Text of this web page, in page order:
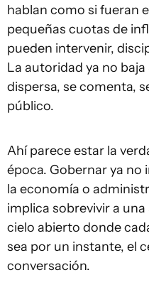
hablan como si fueran
pequeñas cuotas de
pueden intervenir,
La autoridad ya no
dispersa, se comenta,
público.
Ahí parece estar la
época. Gobernar ya
la economía o
implica sobrevivir a
cielo abierto donde
sea por un instante, el
conversación.